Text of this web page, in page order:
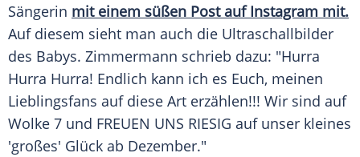
Sängerin mit einem süßen Post auf Instagram mit.
Auf diesem sieht man auch die Ultraschallbilder
des Babys. Zimmermann schrieb dazu: "Hurra
Hurra Hurra! Endlich kann ich es Euch, meinen
Lieblingsfans auf diese Art erzählen!!! Wir sind auf
Wolke 7 und FREUEN UNS RIESIG auf unser kleines
'großes' Glück ab Dezember."